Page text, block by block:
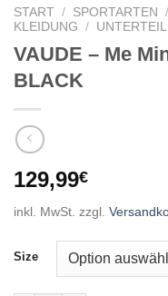
START / SPORTARTEN /
KLEIDUNG
/
VAUDE – Me
BLACK
129,99€
inkl. MwSt. zzgl.
Size